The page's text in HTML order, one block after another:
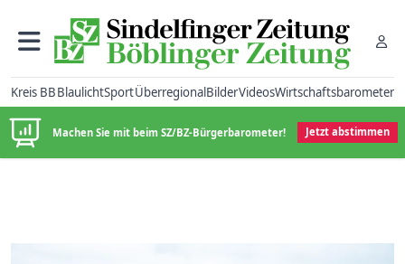
Kreis BBBlaulichtSportÜberregionalBilderVideosWirtschaftsbarometer
Machen Sie mit beim SZ/BZ-Bürgerbarometer! Jetzt abstimmen